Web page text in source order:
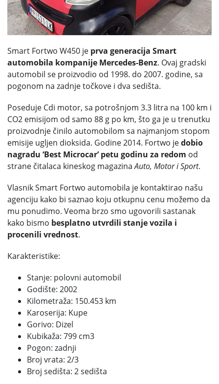
Smart Fortwo W450 je prva generacija Smart
automobila kompanije Mercedes-Benz. Ovaj gradski
automobil se proizvodio od 1998. do 2007. godine, sa
pogonom na zadnje točkove i dva sedišta.
Poseduje Cdi motor, sa potrošnjom 3.3 litra na 100 km i
CO2 emisijom od samo 88 g po km, što ga je u trenutku
proizvodnje činilo automobilom sa najmanjom stopom
emisije ugljen dioksida. Godine 2014. Fortwo jedobio
nagradu ‘Best Microcar’ petu godinu za redom od
strane čitalaca kineskog magazinaAuto, Motor i Sport.
Vlasnik Smart Fortwo automobila je kontaktirao našu
agenciju kako bi saznao koju otkupnu cenu možemo da
mu ponudimo. Veoma brzo smo ugovorili sastanak
kako bismo besplatno utvrdili stanje vozila i
procenili vrednost.
Karakteristike:
Stanje: polovni automobil
Godište: 2002
Kilometraža: 150.453 km
Karoserija: Kupe
Gorivo: Dizel
Kubikaža: 799 cm3
Pogon: zadnji
Broj vrata: 2/3
Broj sedišta: 2 sedišta